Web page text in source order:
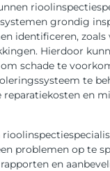
grondig
identificeren,
Hierdoor
schade te
te
en
problemen op te
en